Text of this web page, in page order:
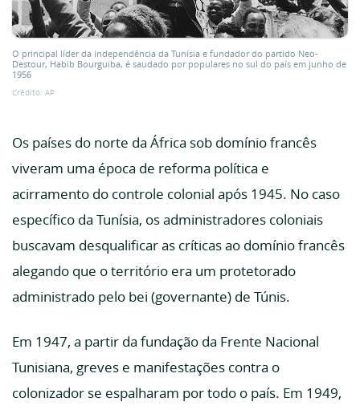
O principal líder da independência da Tunísia e fundador do partido Neo-
Destour, Habib Bourguiba, é saudado por populares no sul do país em junho de
1956
Crédito: AP
Os países do norte da África sob domínio francês
viveram uma época de reforma política e
acirramento do controle colonial após 1945. No caso
específico da Tunísia, os administradores coloniais
buscavam desqualificar as críticas ao domínio francês
alegando que o território era um protetorado
administrado pelo bei (governante) de Túnis.
Em 1947, a partir da fundação da Frente Nacional
Tunisiana, greves e manifestações contra o
colonizador se espalharam por todo o país. Em 1949,